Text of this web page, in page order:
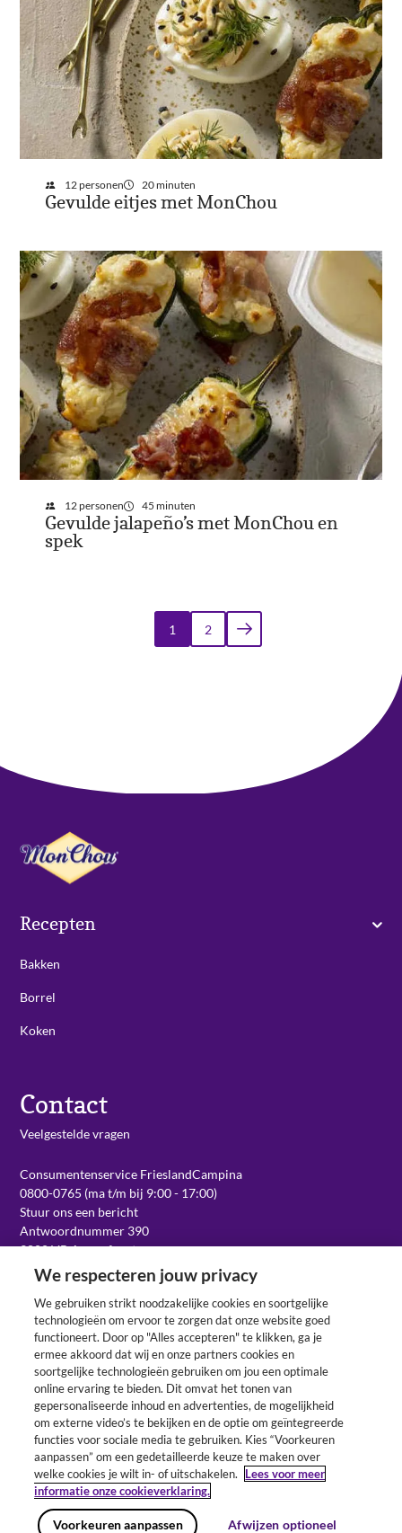
12 personen 20 minuten
Gevulde eitjes met MonChou
12 personen 45 minuten
Gevulde jalapeño’s met MonChou en
spek
Huidige
1
Pagina
2
Recepten
Bakken
Borrel
Koken
Contact
Veelgestelde vragen
Consumentenservice FrieslandCampina
0800-0765 (ma t/m bij 9:00 - 17:00)
Stuur ons een bericht
Antwoordnummer 390
3800 VB Amersfoort
Werken bij
Volg ons op social
We respecteren jouw privacy
We gebruiken strikt noodzakelijke cookies en soortgelijke
technologieën om ervoor te zorgen dat onze website goed
functioneert. Door op "Alles accepteren" te klikken, ga je
ermee akkoord dat wij en onze partners cookies en
soortgelijke technologieën gebruiken om jou een optimale
online ervaring te bieden. Dit omvat het tonen van
gepersonaliseerde inhoud en advertenties, de mogelijkheid
om externe video’s te bekijken en de optie om geïntegreerde
functies voor sociale media te gebruiken. Kies “Voorkeuren
aanpassen” om een gedetailleerde keuze te maken over
welke cookies je wilt in- of uitschakelen.
Lees voor meer
informatie onze cookieverklaring.
Voorkeuren aanpassen Afwijzen optioneel